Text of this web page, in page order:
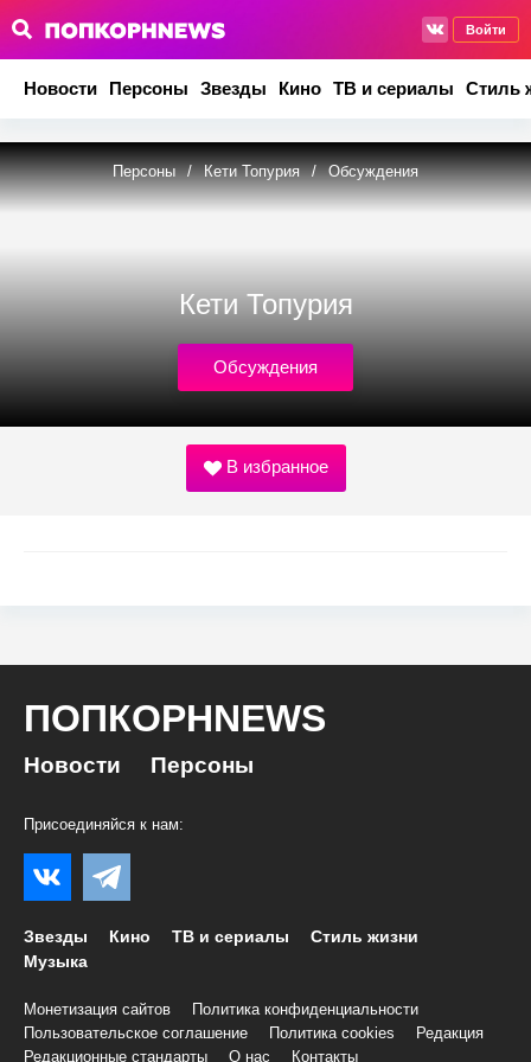
Войти
Новости Персоны Звезды Кино ТВ и сериалы Стиль
Персоны / Кети Топурия / Обсуждения
Кети Топурия
Обсуждения
В избранное
ПОПКОРНNEWS
Новости Персоны
Присоединяйся к нам:
Звезды Кино ТВ и сериалы
Стиль жизни
Музыка
Монетизация сайтов
Политика конфиденциальности
Пользовательское соглашение
Политика cookies
Редакция
Редакционные стандарты
О нас Контакты